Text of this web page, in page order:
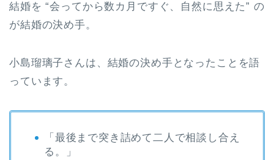
結婚を “会ってから数カ月ですぐ、自然に思えた” の
が結婚の決め手。
小島瑠璃子さんは、結婚の決め手となったことを語
っています。
「 最後まで突き詰めて二人で相談し合え
る。」